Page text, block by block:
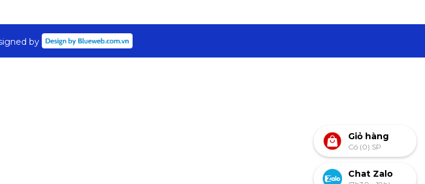
by
Giỏ hàng
Có (0) SP
Chat Zalo